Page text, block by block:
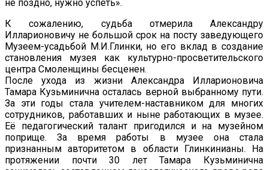
не поздно, нужно успеть».
К сожалению, судьба отмерила Александру
Илларионовичу не большой срок на посту заведующего
Музеем-усадьбой М.И.Глинки, но его вклад в создание
становления музея как культурно-просветительского
центра Смоленщины бесценен.
После ухода из жизни Александра Илларионовича
Тамара Кузьминична осталась верной выбранному пути.
За эти годы стала учителем-наставником для многих
сотрудников, работавших и ныне работающих в музее.
Её педагогический талант пригодился и на музейном
поприще. За время работы в музее она стала
признанным авторитетом в области Глинкинианы. На
протяжении почти 30 лет Тамара Кузьминична